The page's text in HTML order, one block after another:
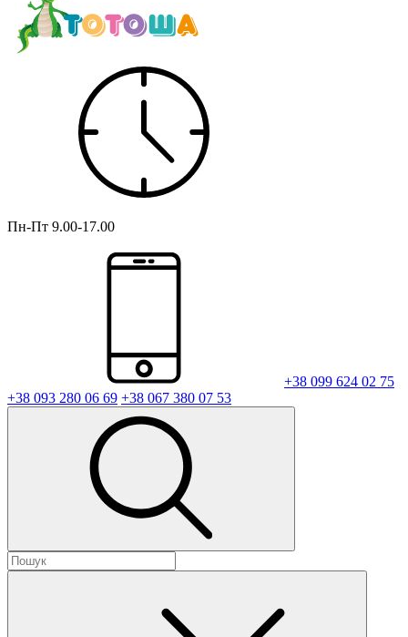
Пн-Пт 9.00-17.00
+38 099 624 02 75
+38 093 280 06 69 +38 067 380 07 53